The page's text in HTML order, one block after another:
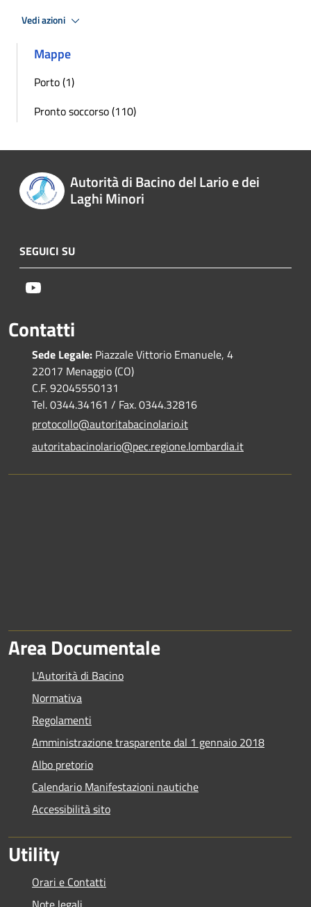
Vedi azioni
Mappe
Porto (1)
Pronto soccorso (110)
Autorità di Bacino del Lario e dei
Laghi Minori
SEGUICI SU
Contatti
Sede Legale: Piazzale Vittorio Emanuele, 4
22017 Menaggio (CO)
C.F. 92045550131
Tel. 0344.34161 / Fax. 0344.32816
protocollo@autoritabacinolario.it
autoritabacinolario@pec.regione.lombardia.it
Area Documentale
L'Autorità di Bacino
Normativa
Regolamenti
Amministrazione trasparente dal 1 gennaio 2018
Albo pretorio
Calendario Manifestazioni nautiche
Accessibilità sito
Utility
Orari e Contatti